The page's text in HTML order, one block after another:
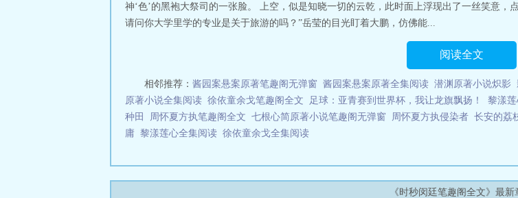
神‘色’的黑袍大祭司的一张脸。 上空，似是知晓一切的云乾，此时面上浮现出了一丝笑意，
请问你大学里学的专业是关于旅游的吗？”岳莹的目光盯着大鹏，仿佛能...
阅读全文
相邻推荐： 酱园案悬案原著笔趣阁无弹窗 酱园案悬案原著全集阅读 潜渊原著小说炽影
原著小说全集阅读 徐依童余戈笔趣阁全文 足球：亚青赛到世界杯，我让龙旗飘扬！ 黎漾
种田
周怀夏方执笔趣阁全文 七根心简原著小说笔趣阁无弹窗 周怀夏方执侵染者 长安的荔
庸 黎漾莲心全集阅读 徐依童余戈全集阅读
《时秒闵廷笔趣阁全文》最新